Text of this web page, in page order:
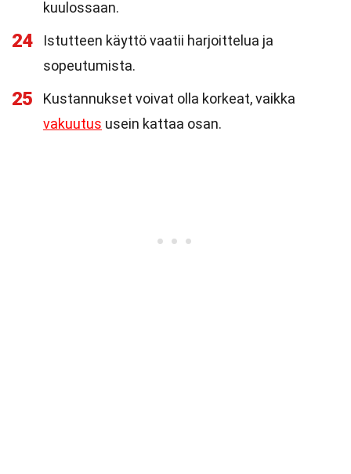
kuulossaan.
24
Istutteen käyttö vaatii harjoittelua ja
sopeutumista.
25
Kustannukset voivat olla korkeat, vaikka
vakuutus usein kattaa osan.